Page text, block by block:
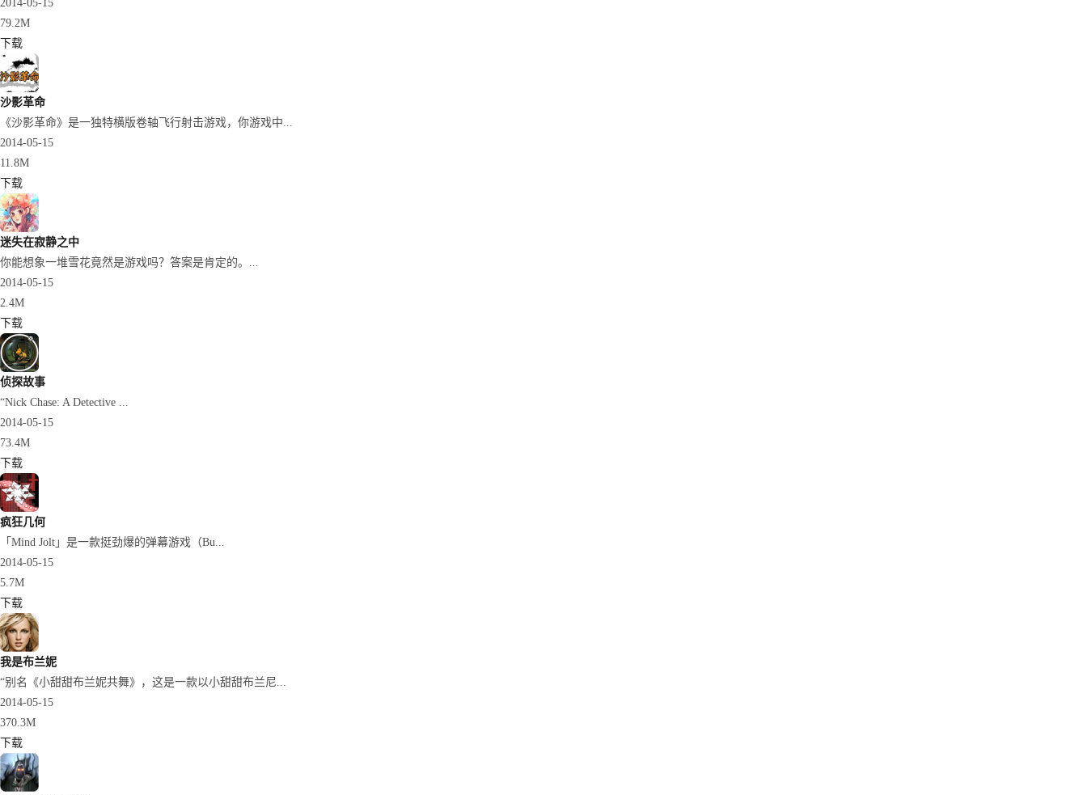
2014-05-15
79.2M
下载
沙影革命
《沙影革命》是一独特横版卷轴飞行射击游戏，你游戏中...
2014-05-15
11.8M
下载
迷失在寂静之中
你能想象一堆雪花竟然是游戏吗？答案是肯定的。...
2014-05-15
2.4M
下载
侦探故事
“Nick Chase: A Detective ...
2014-05-15
73.4M
下载
疯狂几何
「Mind Jolt」是一款挺劲爆的弹幕游戏（Bu...
2014-05-15
5.7M
下载
我是布兰妮
“别名《小甜甜布兰妮共舞》，这是一款以小甜甜布兰尼...
2014-05-15
370.3M
下载